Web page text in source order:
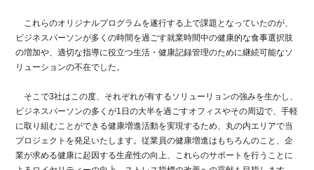
これらのオリジナルプログラムを遂行する上で課題となっていたのが、
ビジネスパーソンが多くの時間を過ごす就業時間中の健康的な食事選択肢
の増加や、適切な指導に役立つ生活・健康記録管理のために継続可能なソ
リューションの不在でした。
そこで3社はこの度、それぞれが有するソリューリョンの強みを生かし、
ビジネスパーソンの多くが1日の大半を過ごすオフィスやその周辺で、手軽
に取り組むことができる健康増進活動を実現するため、丸の内エリアで当
プロジェクトを発足いたします。従業員の健康増進はもちろんのこと、企
業が求める健康に起因する生産性の向上、これらのサポートを行うことに